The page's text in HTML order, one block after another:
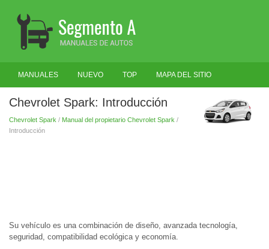
MANUALES NUEVO TOP MAPA DEL SITIO
BUSCAR
Chevrolet Spark: Introducción
Chevrolet Spark / Manual del propietario Chevrolet Spark /
Introducción
Su vehículo es una combinación de diseño, avanzada tecnología,
seguridad, compatibilidad ecológica y economía.